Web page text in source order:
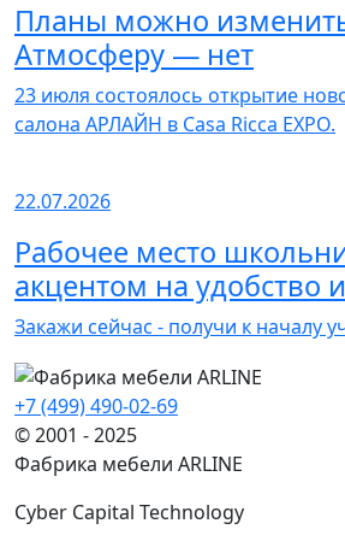
Планы можно изменить
Атмосферу — нет
23 июля состоялось открытие
салона АРЛАЙН в Casa Ricca EXPO.
22.07.2026
Рабочее место
акцентом на удобство
Закажи сейчас - получи к началу
+7 (499) 490-02-69
© 2001 - 2025
Фабрика мебели ARLINE
Cyber Capital Technology